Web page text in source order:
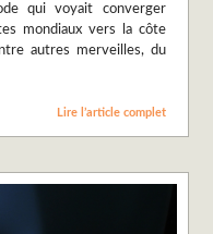
qui voyait converger
mondiaux vers la côte
autres merveilles, du
Lire l’article complet